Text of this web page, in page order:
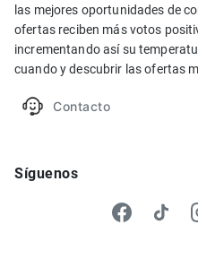
las mejores oportunidades de
ofertas reciben más votos
incrementando así su
cuando y descubrir las ofertas
Contacto
Síguenos